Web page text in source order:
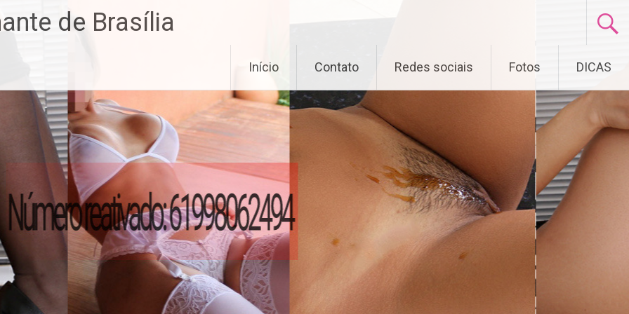
de Brasília
Início Contato Redes sociais Fotos DICAS